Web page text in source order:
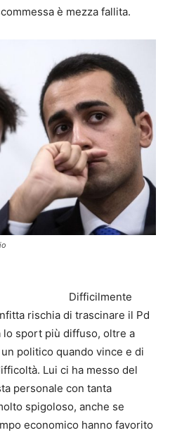
è mezza fallita.
rischia di trascinare il Pd
lo sport più diffuso, oltre a
politico quando vince e di
Lui ci ha messo del
personale con tanta
spigoloso, anche se
economico hanno favorito